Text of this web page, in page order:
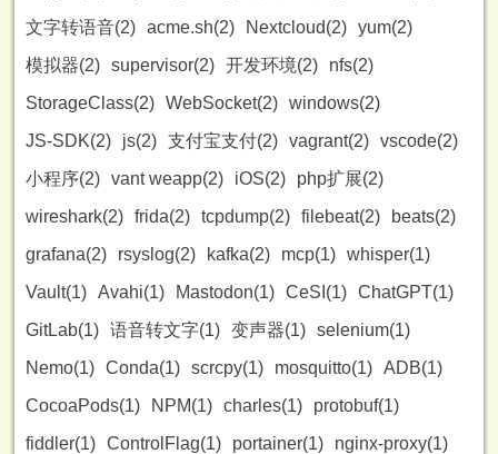
文字转语音(2) acme.sh(2) Nextcloud(2) yum(2)
模拟器(2) supervisor(2) 开发环境(2)
nfs(2)
StorageClass(2) WebSocket(2) windows(2)
JS-SDK(2)
js(2) 支付宝支付(2) vagrant(2) vscode(2)
小程序(2) vant weapp(2) iOS(2)
php扩展(2)
wireshark(2) frida(2) tcpdump(2) filebeat(2)
beats(2)
grafana(2)
rsyslog(2) kafka(2) mcp(1) whisper(1)
Vault(1) Avahi(1) Mastodon(1) CeSI(1) ChatGPT(1)
GitLab(1) 语音转文字(1) 变声器(1) selenium(1)
Nemo(1) Conda(1) scrcpy(1) mosquitto(1) ADB(1)
CocoaPods(1)
NPM(1) charles(1)
protobuf(1)
fiddler(1) ControlFlag(1) portainer(1)
nginx-proxy(1)